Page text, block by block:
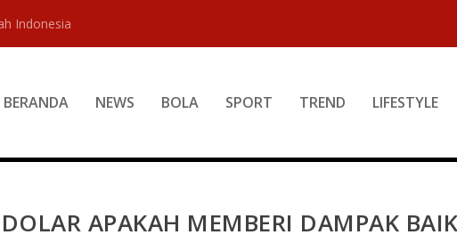
Indonesia
BERANDA NEWS BOLA SPORT TREND LIFESTYLE
APAKAH MEMBERI DAMPAK BAIK